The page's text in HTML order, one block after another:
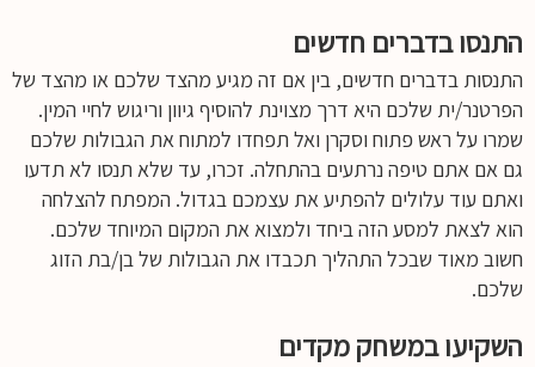
התנסו בדברים חדשים
התנסות בדברים חדשים, בין אם זה מגיע מהצד שלכם או מהצד של
הפרטנר/ית שלכם היא דרך מצוינת להוסיף גיוון וריגוש לחיי המין.
שמרו על ראש פתוח וסקרן ואל תפחדו למתוח את הגבולות שלכם
גם אם אתם טיפה נרתעים בהתחלה. זכרו, עד שלא תנסו לא תדעו
ואתם עוד עלולים להפתיע את עצמכם בגדול. המפתח להצלחה
הוא לצאת למסע הזה ביחד ולמצוא את המקום המיוחד שלכם.
חשוב מאוד שבכל התהליך תכבדו את הגבולות של בן/בת הזוג
שלכם.
השקיעו במשחק מקדים